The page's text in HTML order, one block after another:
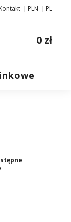
Kontakt PLN PL
0 zł